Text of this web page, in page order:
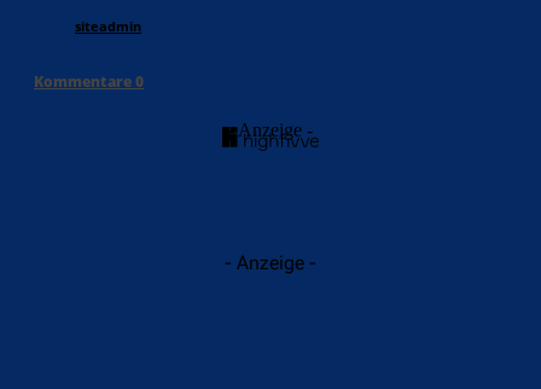
siteadmin
Kommentare0
- Anzeige -
- Anzeige -